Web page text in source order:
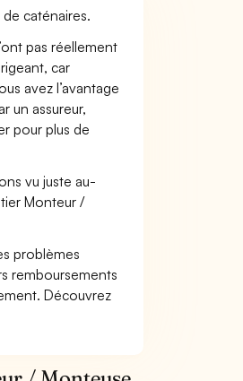
caténaires.
pas réellement
car
avez l’avantage
un assureur,
pour plus de
vu juste au-
Monteur /
problèmes
remboursements
Découvrez